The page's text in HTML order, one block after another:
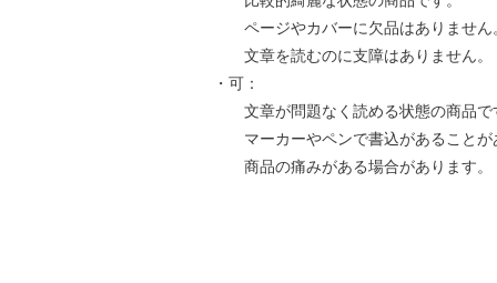
ページやカバーに欠品はありません
文章を読むのに支障はありません。
・可：
文章が問題なく読める状態の商品で
マーカーやペンで書込があることが
商品の痛みがある場合があります。